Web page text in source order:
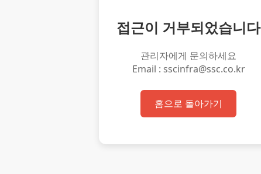
접근이 거부되었습니다
관리자에게 문의하세요
Email : sscinfra@ssc.co.kr
홈으로 돌아가기